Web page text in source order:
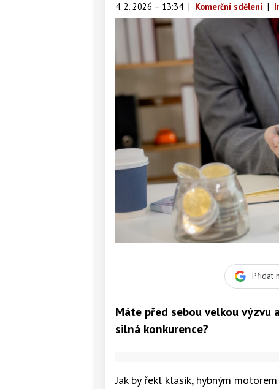
4. 2. 2026 – 13:34 | Komerční sdělení |
Přidat
Máte před sebou velkou výzvu
silná konkurence?
Jak by řekl klasik, hybným